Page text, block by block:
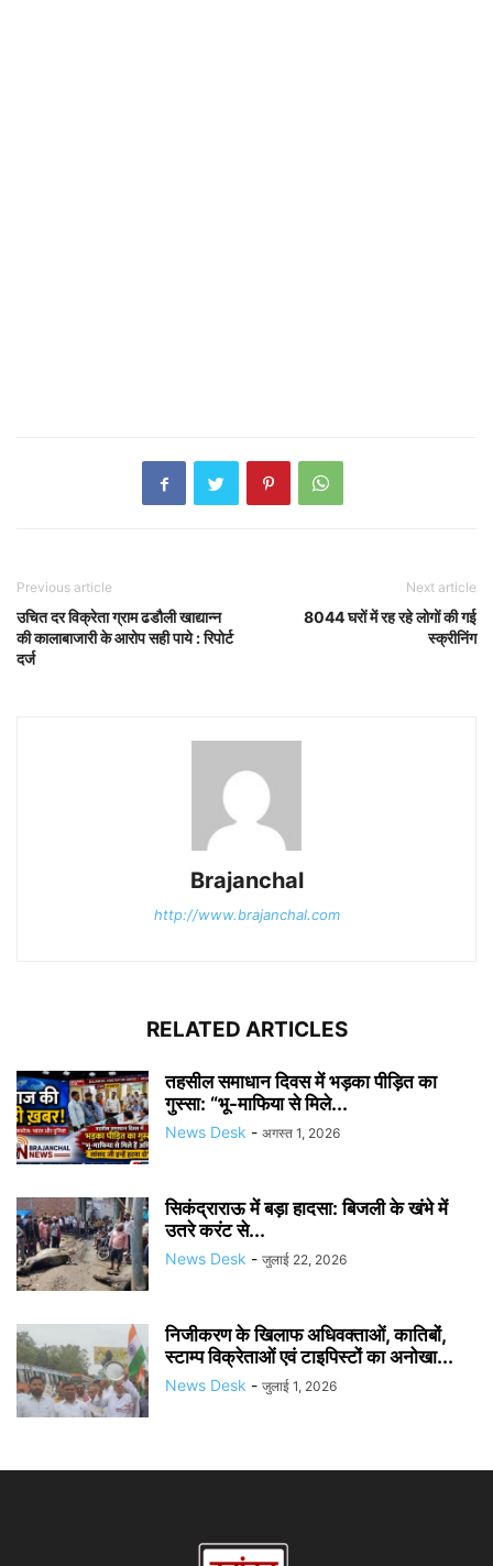
Previous article
उचित दर विक्रेता ग्राम ढडौली खाद्यान्न
की कालाबाजारी के आरोप सही पाये : रिपोर्ट
दर्ज
Next article
8044 घरों में रह रहे लोगों की गई
स्क्रीनिंग
Brajanchal
http://www.brajanchal.com
RELATED ARTICLES
तहसील समाधान दिवस में भड़का पीड़ित का
गुस्सा: “भू-माफिया से मिले...
News Desk - अगस्त 1, 2026
सिकंद्राराऊ में बड़ा हादसा: बिजली के खंभे में
उतरे करंट से...
News Desk - जुलाई 22, 2026
निजीकरण के खिलाफ अधिवक्ताओं, कातिबों,
स्टाम्प विक्रेताओं एवं टाइपिस्टों का अनोखा...
News Desk - जुलाई 1, 2026